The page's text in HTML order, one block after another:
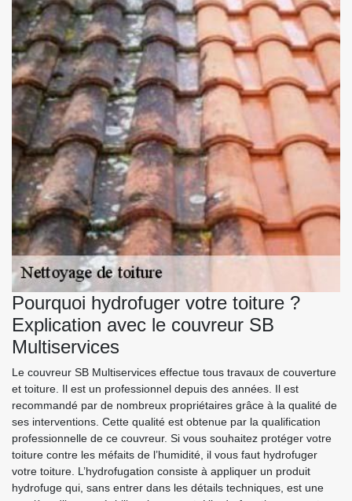
Pourquoi hydrofuger votre toiture ?
Explication avec le couvreur SB
Multiservices
Le couvreur SB Multiservices effectue tous travaux de couverture
et toiture. Il est un professionnel depuis des années. Il est
recommandé par de nombreux propriétaires grâce à la qualité de
ses interventions. Cette qualité est obtenue par la qualification
professionnelle de ce couvreur. Si vous souhaitez protéger votre
toiture contre les méfaits de l’humidité, il vous faut hydrofuger
votre toiture. L’hydrofugation consiste à appliquer un produit
hydrofuge qui, sans entrer dans les détails techniques, est une